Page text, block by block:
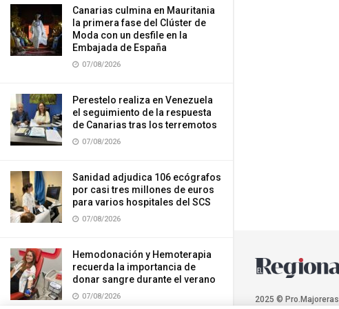
Canarias culmina en Mauritania
la primera fase del Clúster de
Moda con un desfile en la
Embajada de España
07/08/2026
Perestelo realiza en Venezuela
el seguimiento de la respuesta
de Canarias tras los terremotos
07/08/2026
Sanidad adjudica 106 ecógrafos
por casi tres millones de euros
para varios hospitales del SCS
07/08/2026
Hemodonación y Hemoterapia
recuerda la importancia de
donar sangre durante el verano
07/08/2026 2025 © Pro.Majoreras